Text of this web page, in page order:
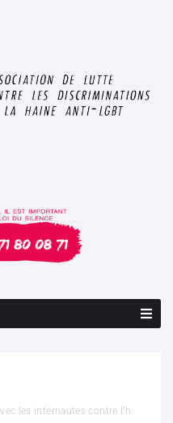
les internautes contre l’h